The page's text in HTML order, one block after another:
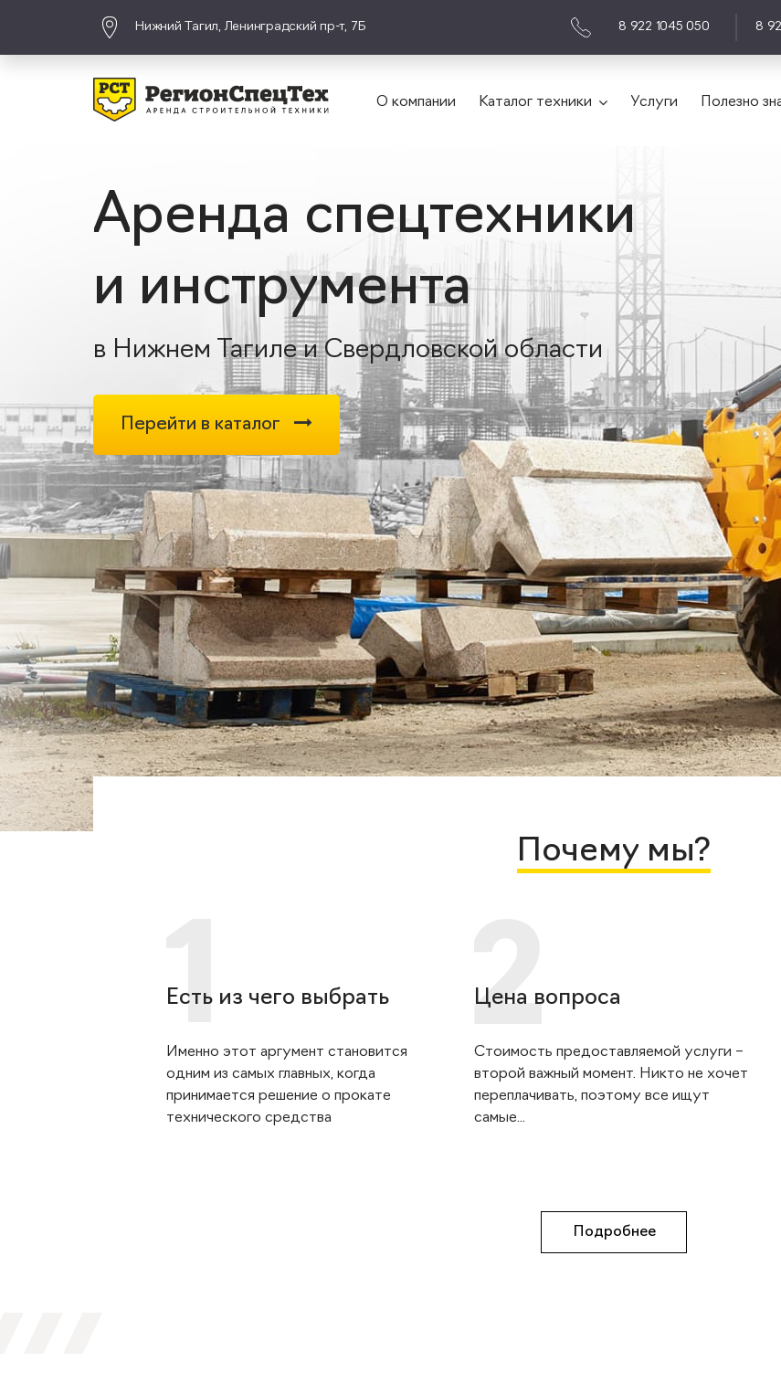
Нижний Тагил, Ленинградский пр-т, 7Б 8 922 1045 050 8
О компании Каталог техники Услуги Полезно
Аренда спецтехники
и инструмента
в Нижнем Тагиле и Свердловской области
Перейти в каталог
Почему мы?
Есть из чего выбрать
Именно этот аргумент становится
одним из самых главных, когда
принимается решение о прокате
технического средства
Цена вопроса
Стоимость предоставляемой услуги –
второй важный момент. Никто не хочет
переплачивать, поэтому все ищут
самые...
Подробнее